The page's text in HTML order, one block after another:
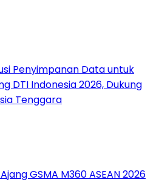
Penyimpanan Data untuk
DTI Indonesia 2026, Dukung
Tenggara
GSMA M360 ASEAN 2026